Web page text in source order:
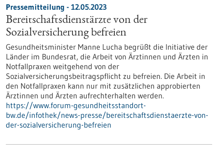
Pressemitteilung - 12.05.2023
Bereitschaftsdienstärzte von der
Sozialversicherung befreien
Gesundheitsminister Manne Lucha begrüßt die Initiative der
Länder im Bundesrat, die Arbeit von Ärztinnen und Ärzten in
Notfallpraxen weitgehend von der
Sozialversicherungsbeitragspflicht zu befreien. Die Arbeit in
den Notfallpraxen kann nur mit zusätzlichen approbierten
Ärztinnen und Ärzten aufrechterhalten werden.
https://www.forum-gesundheitsstandort-
bw.de/infothek/news-presse/bereitschaftsdienstaerzte-von-
der-sozialversicherung-befreien